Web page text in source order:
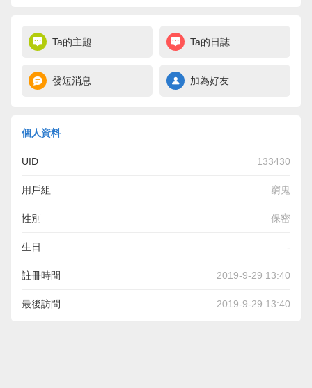
Ta的主題 Ta的日誌
發短消息 加為好友
個人資料
UID 133430
用戶組 窮鬼
性別 保密
生日 -
註冊時間 2019-9-29 13:40
最後訪問 2019-9-29 13:40